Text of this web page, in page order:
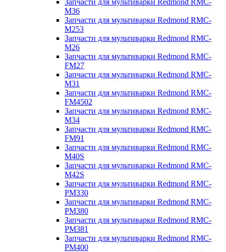
Запчасти для мультиварки Redmond RMC-
M36
Запчасти для мультиварки Redmond RMC-
M253
Запчасти для мультиварки Redmond RMC-
M26
Запчасти для мультиварки Redmond RMC-
FM27
Запчасти для мультиварки Redmond RMC-
M31
Запчасти для мультиварки Redmond RMC-
FM4502
Запчасти для мультиварки Redmond RMC-
M34
Запчасти для мультиварки Redmond RMC-
FM91
Запчасти для мультиварки Redmond RMC-
M40S
Запчасти для мультиварки Redmond RMC-
M42S
Запчасти для мультиварки Redmond RMC-
PM330
Запчасти для мультиварки Redmond RMC-
PM380
Запчасти для мультиварки Redmond RMC-
PM381
Запчасти для мультиварки Redmond RMC-
PM400